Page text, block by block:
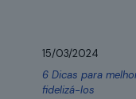
15/03/2024
6 Dicas para
fidelizá-los